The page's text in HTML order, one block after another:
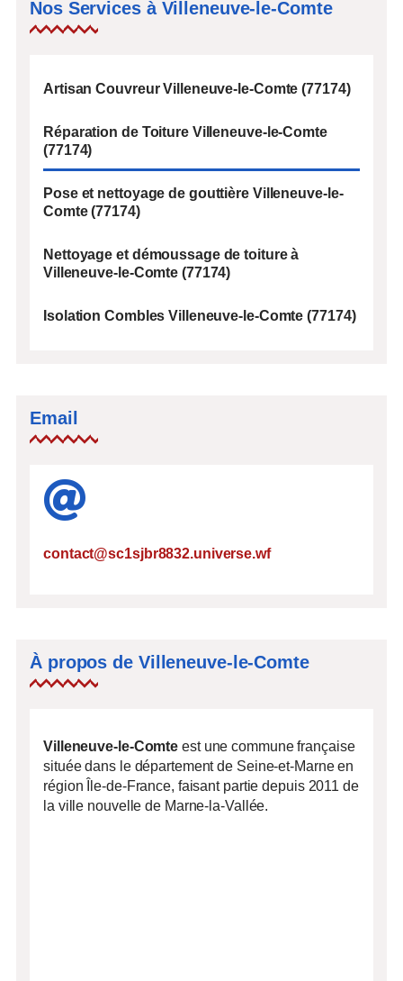
Nos Services à Villeneuve-le-Comte
Artisan Couvreur Villeneuve-le-Comte (77174)
Réparation de Toiture Villeneuve-le-Comte
(77174)
Pose et nettoyage de gouttière Villeneuve-le-
Comte (77174)
Nettoyage et démoussage de toiture à
Villeneuve-le-Comte (77174)
Isolation Combles Villeneuve-le-Comte (77174)
Email
contact@sc1sjbr8832.universe.wf
À propos de Villeneuve-le-Comte
Villeneuve-le-Comte est une commune française
située dans le département de Seine-et-Marne en
région Île-de-France, faisant partie depuis 2011 de
la ville nouvelle de Marne-la-Vallée.